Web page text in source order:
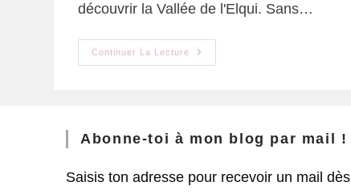
découvrir la Vallée de l'Elqui. Sans…
Continuer La Lecture
Abonne-toi à mon blog par mail !
Saisis ton adresse pour recevoir un mail dès